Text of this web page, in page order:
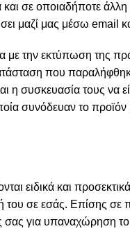
σε οποιαδήποτε
μαζί μας μέσω email
την εκτύπωση της
που
η συσκευασία τους
συνόδευαν το
ειδικά και
σε εσάς. Επίσης
για υπαναχώρηση το